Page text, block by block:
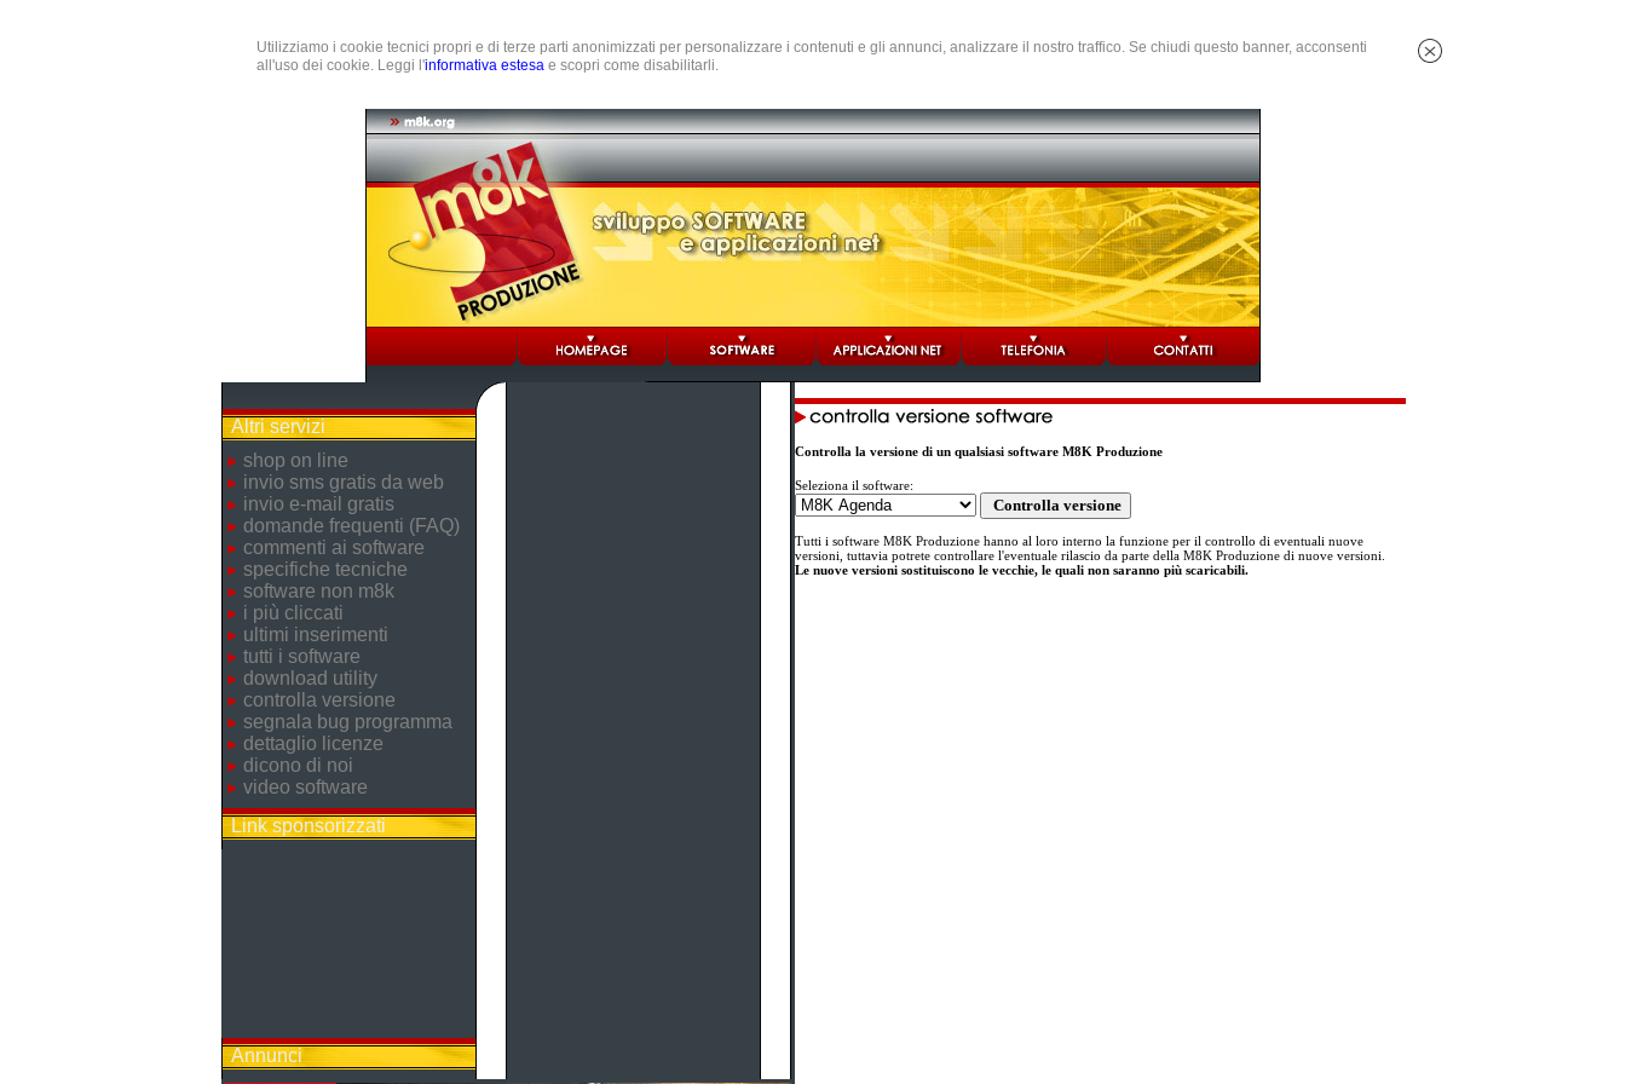
Utilizziamo i cookie tecnici propri e di terze parti anonimizzati per personalizzare i contenuti e gli annunci, analizzare il nostro traffico. Se chiudi questo banner, acconsenti
all'uso dei cookie. Leggi l'informativa estesa e scopri come disabilitarli.
Altri servizi
shop on line
invio sms gratis da web
invio e-mail gratis
domande frequenti (FAQ)
commenti ai software
specifiche tecniche
software non m8k
i più cliccati
ultimi inserimenti
tutti i software
download utility
controlla versione
segnala bug programma
dettaglio licenze
dicono di noi
video software
Link sponsorizzati
Annunci
Controlla la versione di un qualsiasi software M8K Produzione
Seleziona il software:
Tutti i software M8K Produzione hanno al loro interno la funzione per il controllo di eventuali nuove
versioni, tuttavia potrete controllare l'eventuale rilascio da parte della M8K Produzione di nuove versioni.
Le nuove versioni sostituiscono le vecchie, le quali non saranno più scaricabili.